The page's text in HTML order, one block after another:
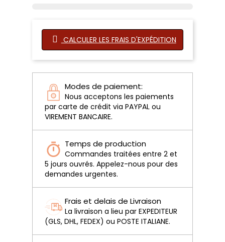
CALCULER LES FRAIS D'EXPÉDITION
Modes de paiement:
Nous acceptons les paiements
par carte de crédit via PAYPAL ou
VIREMENT BANCAIRE.
Temps de production
Commandes traitées entre 2 et
5 jours ouvrés. Appelez-nous pour des
demandes urgentes.
Frais et delais de Livraison
La livraison a lieu par EXPEDITEUR
(GLS, DHL, FEDEX) ou POSTE ITALIANE.